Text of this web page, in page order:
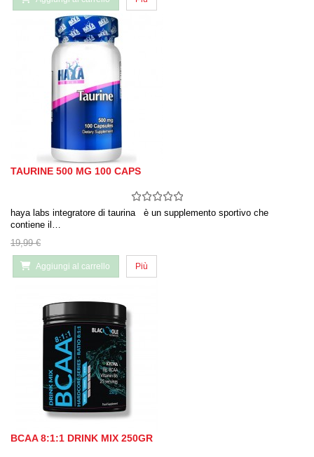
TAURINE 500 MG 100 CAPS
haya labs integratore di taurina è un supplemento sportivo che
contiene il…
19,99 €
Aggiungi al carrello Più
BCAA 8:1:1 DRINK MIX 250GR